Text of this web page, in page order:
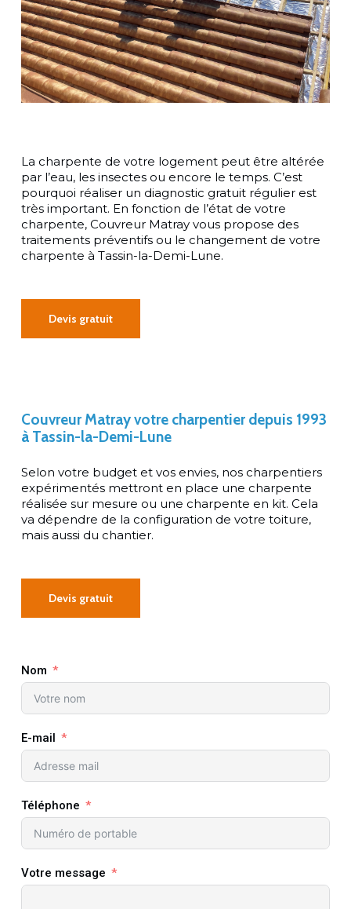
La charpente de votre logement peut être altérée
par l’eau, les insectes ou encore le temps. C’est
pourquoi réaliser un diagnostic gratuit régulier est
très important. En fonction de l’état de votre
charpente, Couvreur Matray vous propose des
traitements préventifs ou le changement de votre
charpente à Tassin-la-Demi-Lune.
Devis gratuit
Couvreur Matrayvotre charpentier depuis 1993
à Tassin-la-Demi-Lune
Selon votre budget et vos envies, nos charpentiers
expérimentés mettront en place une charpente
réalisée sur mesure ou une charpente en kit. Cela
va dépendre de la configuration de votre toiture,
mais aussi du chantier.
Devis gratuit
Nom
E-mail
Téléphone
Votre message